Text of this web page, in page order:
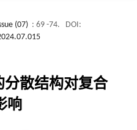
(07) : 69 -74.
DOI:
分散结构对复合
响